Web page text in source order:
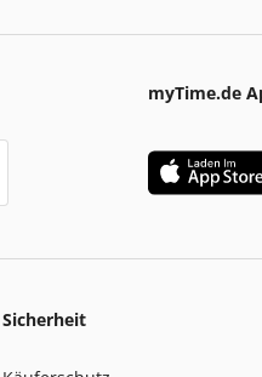
myTime.de
Sicherheit